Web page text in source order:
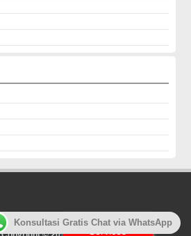
Konsultasi Gratis Chat via WhatsApp
Customer